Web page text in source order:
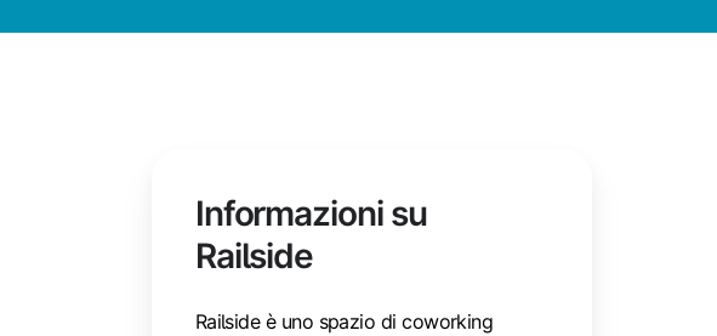
Informazioni su
Railside
Railside è uno spazio di coworking